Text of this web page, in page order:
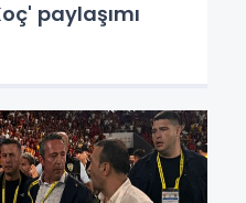
paylaşımı